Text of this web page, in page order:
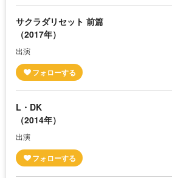
サクラダリセット 前篇
（2017年）
出演
L・DK
（2014年）
出演